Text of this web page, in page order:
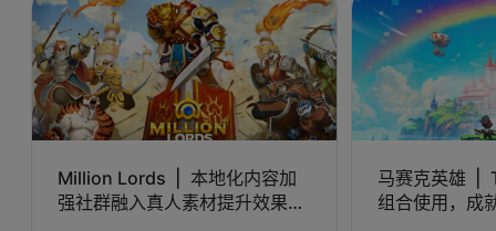
Million Lords
本地化内容加
强社群融入真人素材提升效果转
马赛克英雄
组合使用，成